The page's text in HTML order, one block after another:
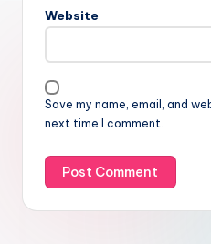
Website
Save my name, email, and
next time I comment.